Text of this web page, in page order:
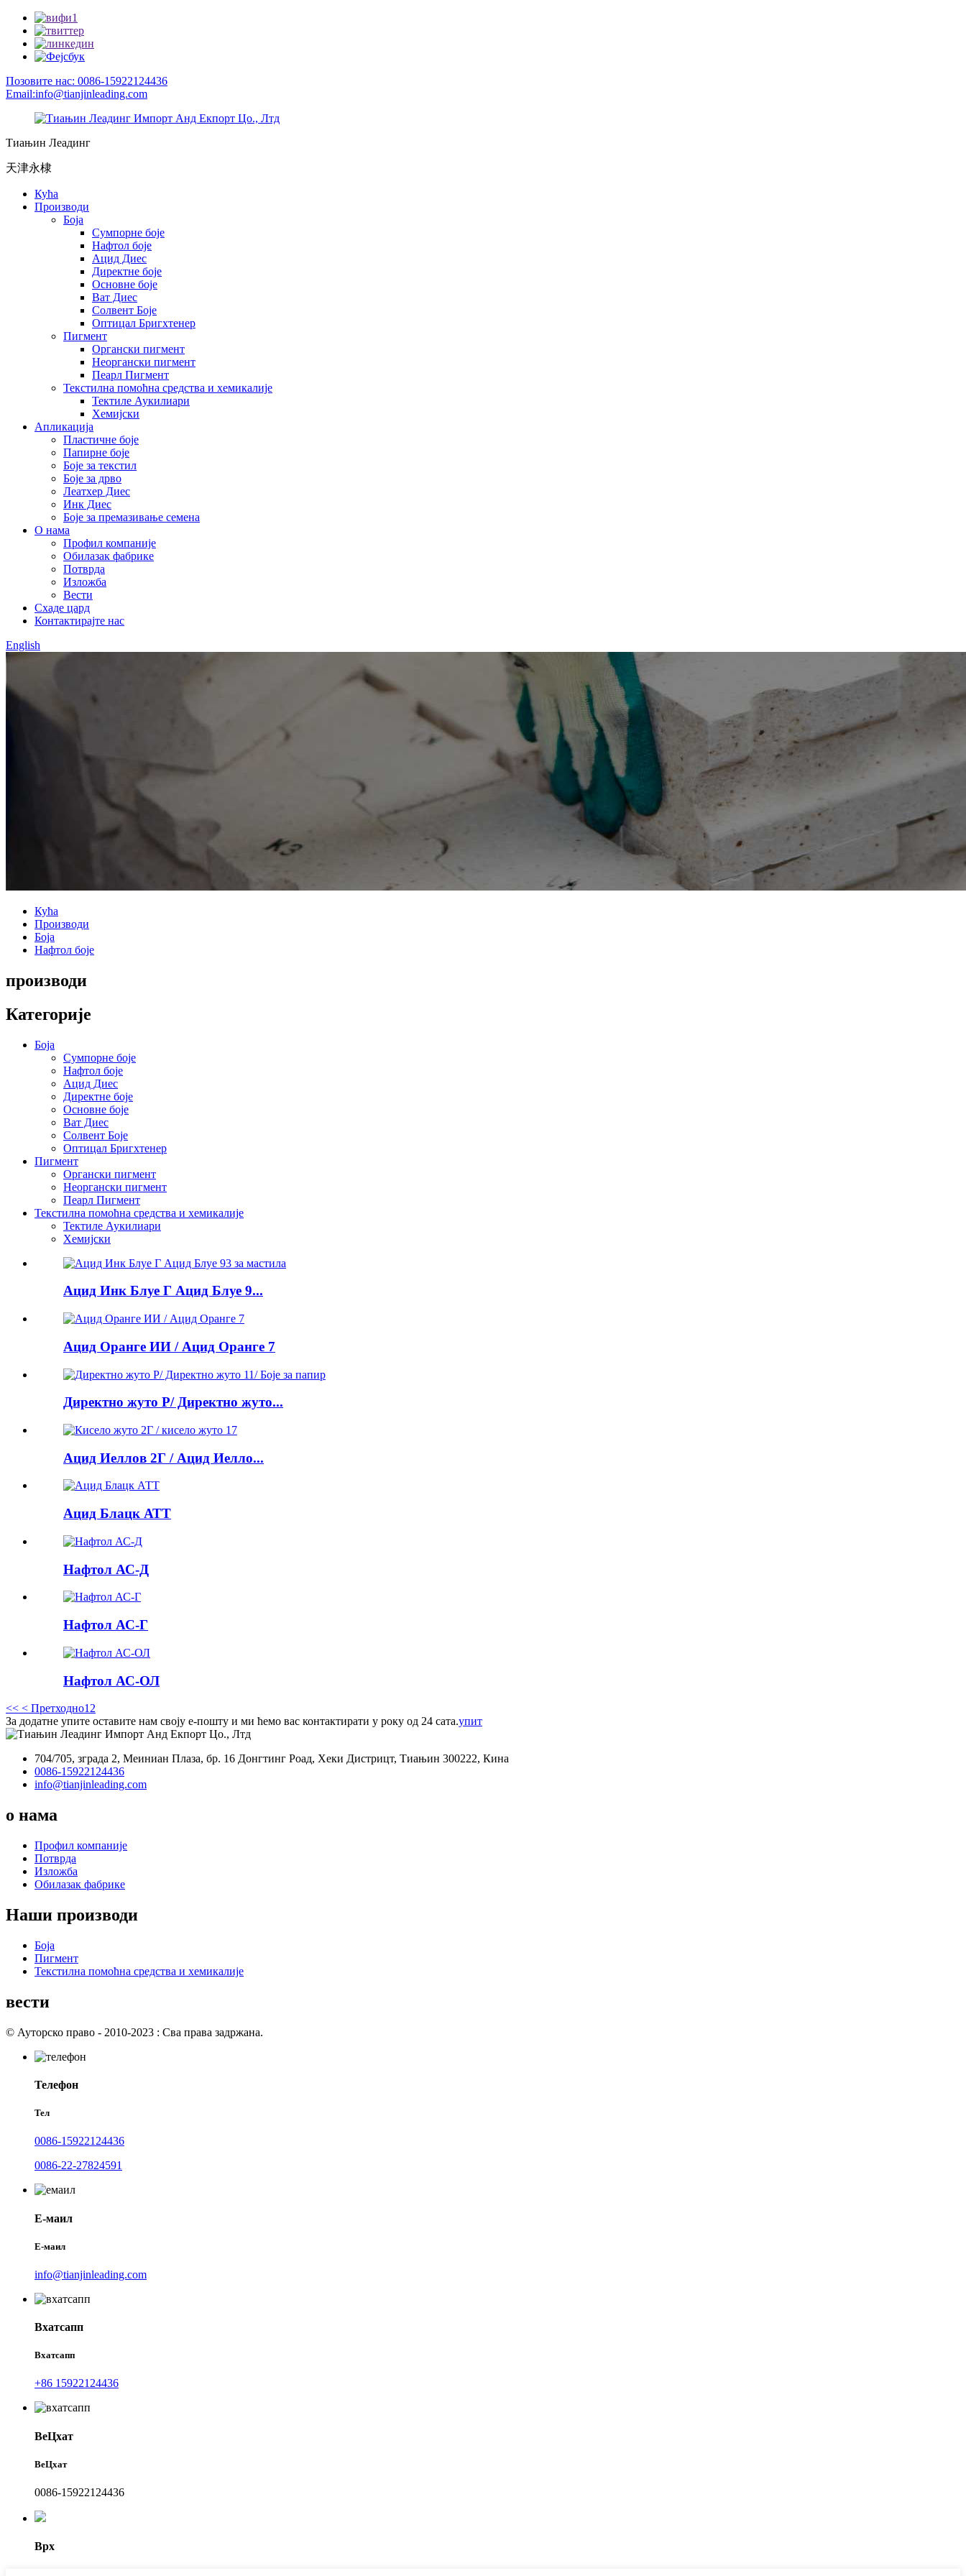
Позовите нас: 0086-15922124436
Email:info@tianjinleading.com
Тиањин Леадинг
天津永棣
Кућа
Производи
Боја
Сумпорне боје
Нафтол боје
Ацид Диес
Директне боје
Основне боје
Ват Диес
Солвент Боје
Оптицал Бригхтенер
Пигмент
Органски пигмент
Неоргански пигмент
Пеарл Пигмент
Текстилна помоћна средства и хемикалије
Тектиле Аукилиари
Хемијски
Апликација
Пластичне боје
Папирне боје
Боје за текстил
Боје за дрво
Леатхер Диес
Инк Диес
Боје за премазивање семена
О нама
Профил компаније
Обилазак фабрике
Потврда
Изложба
Вести
Схаде цард
Контактирајте нас
English
Кућа
Производи
Боја
Нафтол боје
производи
Категорије
Боја
Сумпорне боје
Нафтол боје
Ацид Диес
Директне боје
Основне боје
Ват Диес
Солвент Боје
Оптицал Бригхтенер
Пигмент
Органски пигмент
Неоргански пигмент
Пеарл Пигмент
Текстилна помоћна средства и хемикалије
Тектиле Аукилиари
Хемијски
Ацид Инк Блуе Г Ацид Блуе 9...
Ацид Оранге ИИ / Ацид Оранге 7
Директно жуто Р/ Директно жуто...
Ацид Иеллов 2Г / Ацид Иелло...
Ацид Блацк АТТ
Нафтол АС-Д
Нафтол АС-Г
Нафтол АС-ОЛ
<< < Претходно1 2
За додатне упите оставите нам своју е-пошту и ми ћемо вас контактирати у року од 24 сата.упит
704/705, зграда 2, Меиниан Плаза, бр. 16 Донгтинг Роад, Хеки Дистрицт, Тиањин 300222, Кина
0086-15922124436
info@tianjinleading.com
о нама
Профил компаније
Потврда
Изложба
Обилазак фабрике
Наши производи
Боја
Пигмент
Текстилна помоћна средства и хемикалије
вести
© Ауторско право - 2010-2023 : Сва права задржана.
Телефон
Тел
0086-15922124436
0086-22-27824591
Е-маил
Е-маил
info@tianjinleading.com
Вхатсапп
Вхатсапп
+86 15922124436
ВеЦхат
ВеЦхат
0086-15922124436
Врх